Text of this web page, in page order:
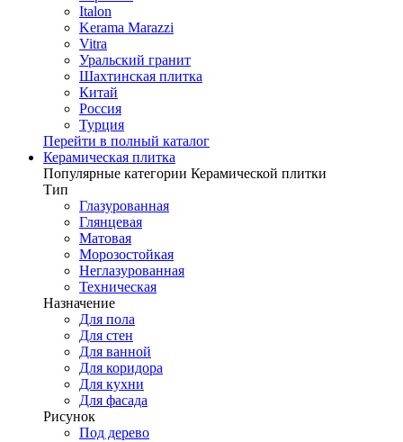
Italon
Kerama Marazzi
Vitra
Уральский гранит
Шахтинская плитка
Китай
Россия
Турция
Перейти в полный каталог
Керамическая плитка
Популярные категории Керамической плитки
Тип
Глазурованная
Глянцевая
Матовая
Морозостойкая
Неглазурованная
Техническая
Назначение
Для пола
Для стен
Для ванной
Для коридора
Для кухни
Для фасада
Рисунок
Под дерево